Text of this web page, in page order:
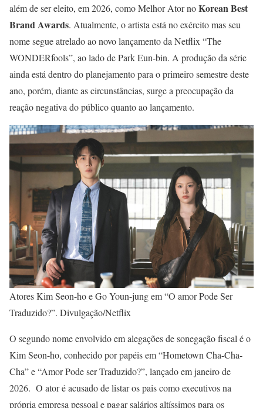
além de ser eleito, em 2026, como Melhor Ator noKorean Best
Brand Awards. Atualmente, o artista está no exército mas seu
nome segue atrelado ao novo lançamento da Netflix “The
WONDERfools”, ao lado de Park Eun-bin. A produção da série
ainda está dentro do planejamento para o primeiro semestre deste
ano, porém, diante as circunstâncias, surge a preocupação da
reação negativa do público quanto ao lançamento.
Atores Kim Seon-ho e Go Youn-jung em “O amor Pode Ser
Traduzido?”. Divulgação/Netflix
O segundo nome envolvido em alegações de sonegação fiscal é o
Kim Seon-ho, conhecido por papéis em “Hometown Cha-Cha-
Cha” e “Amor Pode ser Traduzido?”, lançado em janeiro de
2026. O ator é acusado de listar os pais como executivos na
própria empresa pessoal e pagar salários altíssimos para os